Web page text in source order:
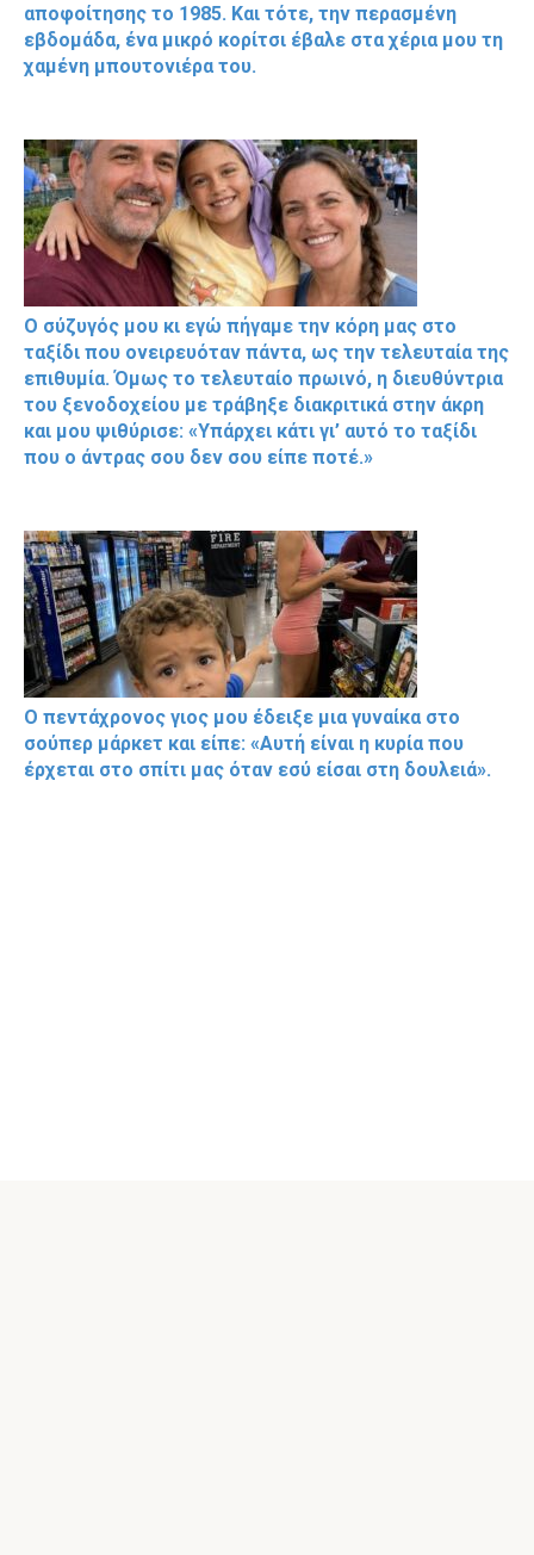
αποφοίτησης το 1985. Και τότε, την περασμένη
εβδομάδα, ένα μικρό κορίτσι έβαλε στα χέρια μου τη
χαμένη μπουτονιέρα του.
Ο σύζυγός μου κι εγώ πήγαμε την κόρη μας στο
ταξίδι που ονειρευόταν πάντα, ως την τελευταία της
επιθυμία. Όμως το τελευταίο πρωινό, η διευθύντρια
του ξενοδοχείου με τράβηξε διακριτικά στην άκρη
και μου ψιθύρισε: «Υπάρχει κάτι γι’ αυτό το ταξίδι
που ο άντρας σου δεν σου είπε ποτέ.»
Ο πεντάχρονος γιος μου έδειξε μια γυναίκα στο
σούπερ μάρκετ και είπε: «Αυτή είναι η κυρία που
έρχεται στο σπίτι μας όταν εσύ είσαι στη δουλειά».